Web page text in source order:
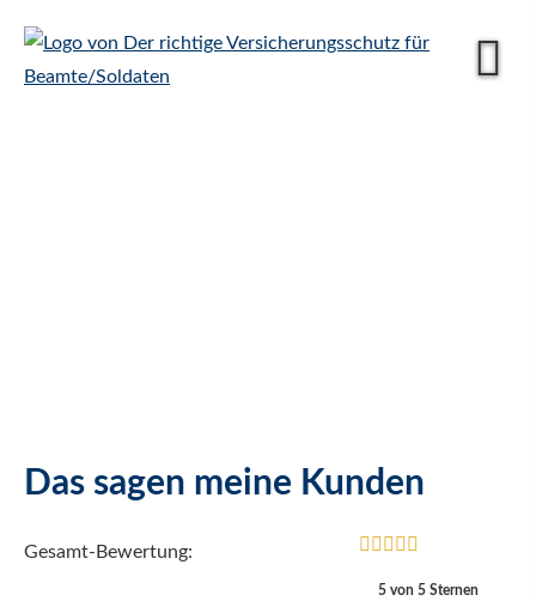
Das sagen meine Kunden
Gesamt-Bewertung:
5 von 5 Sternen